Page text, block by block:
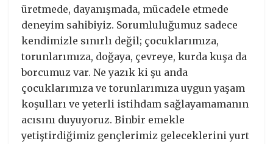
üretmede, dayanışmada, mücadele etmede
deneyim sahibiyiz. Sorumluluğumuz sadece
kendimizle sınırlı değil; çocuklarımıza,
torunlarımıza, doğaya, çevreye, kurda kuşa da
borcumuz var. Ne yazık ki şu anda
çocuklarımıza ve torunlarımıza uygun yaşam
koşulları ve yeterli istihdam sağlayamamanın
acısını duyuyoruz. Binbir emekle
yetiştirdiğimiz gençlerimiz geleceklerini yurt